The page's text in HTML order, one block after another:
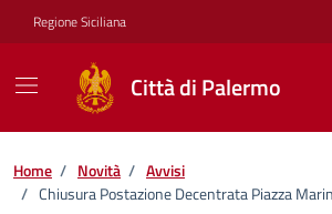
Vai ai contenuti
Vai al footer
Regione Siciliana
Città di Palermo
Home / Novità / Avvisi
/ Chiusura Postazione Decentrata Piazza